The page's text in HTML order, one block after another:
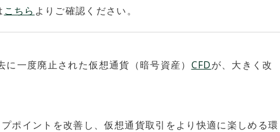
こちら よりご確認ください。
に一度廃止された仮想通貨（暗号資産） CFDが、大きく改
ポイントを改善し、仮想通貨取引をより快適に楽しめる環